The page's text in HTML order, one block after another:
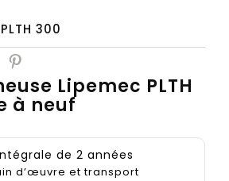
300
Lipemec PLTH
à neuf
de 2 années
d’œuvre et transport